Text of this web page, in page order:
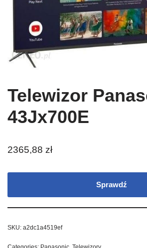
Telewizor
43Jx700E
2365,88 zł
Sprawdź
SKU: a2dc1a4519ef